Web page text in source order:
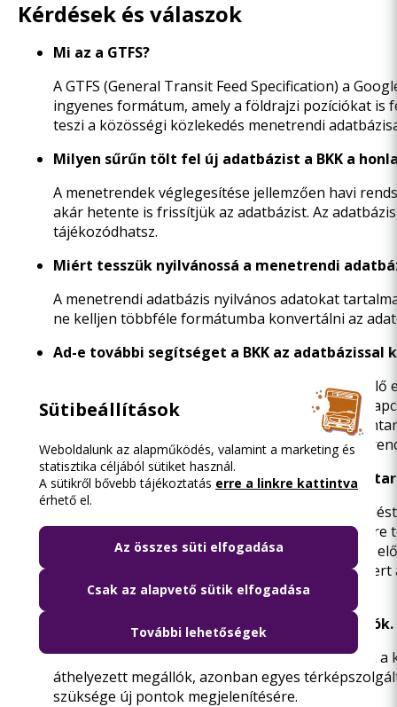
Kérdések és válaszok
Mi az a GTFS?
A GTFS (General Transit Feed Specification) a
ingyenes formátum, amely a földrajzi pozíciókat is
teszi a közösségi közlekedés menetrendi
Milyen sűrűn tölt fel új adatbázist a BKK a
A menetrendek véglegesítése jellemzően havi
akár hetente is frissítjük az adatbázist. Az
tájékozódhatsz.
Miért tesszük nyilvánossá a menetrendi
A menetrendi adatbázis nyilvános adatokat
ne kelljen többféle formátumba konvertálni az
Ad-e további segítséget a BKK az adatbázissal
Sajnos nem áll rendelkezésünkre ehhez
angol nyelvű dokumentációt
bocsátott ki ezzel
Google fejlesztőknek
legnagyobb, a BKK-tól független magyar
Milyen átmeneti változásokat (tereléseket)
Igyekszünk nyilvánossá tenni minden olyan
lehetséges, azaz a hosszabb távú és/vagy az
Nagyon rövid, váratlan, vagy csak egy-két napra
generálása, valamint amiatt nem publikálunk,
megjelenítésük.
Késve jelennek meg a térképen az új
A BKK GTFS-állományában azonnal megjelennek
áthelyezett megállók, azonban egyes
szüksége új pontok megjelenítésére.
Sütibeállítások
Weboldalunk az alapműködés, valamint a marketing és
statisztika céljából sütiket használ.
A sütikről bővebb tájékoztatás erre a linkre kattintva
érhető el.
Az összes süti elfogadása
Csak az alapvető sütik elfogadása
További lehetőségek